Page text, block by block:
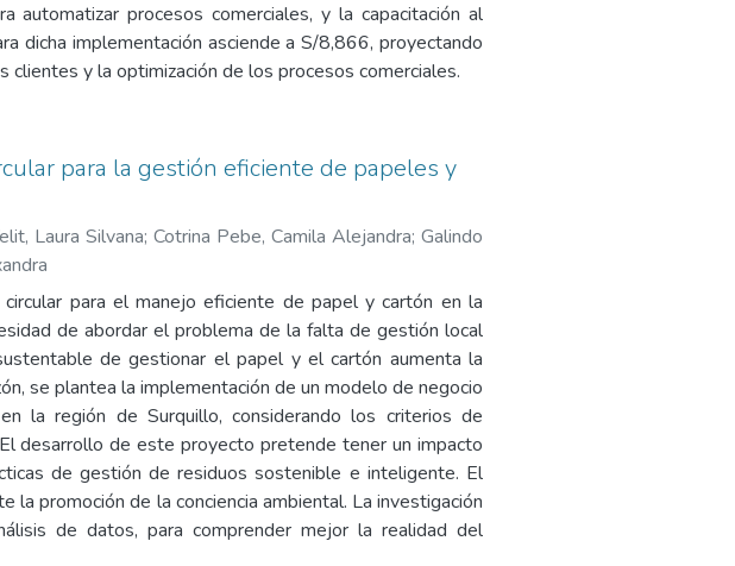
automatizar procesos comerciales, y la capacitación al
dicha implementación asciende a S/8,866, proyectando
y la optimización de los procesos comerciales.
para la gestión eficiente de papeles y
Laura Silvana; Cotrina Pebe, Camila Alejandra; Galindo
para el manejo eficiente de papel y cartón en la
de abordar el problema de la falta de gestión local
de gestionar el papel y el cartón aumenta la
se plantea la implementación de un modelo de negocio
la región de Surquillo, considerando los criterios de
desarrollo de este proyecto pretende tener un impacto
de gestión de residuos sostenible e inteligente. El
promoción de la conciencia ambiental. La investigación
de datos, para comprender mejor la realidad del